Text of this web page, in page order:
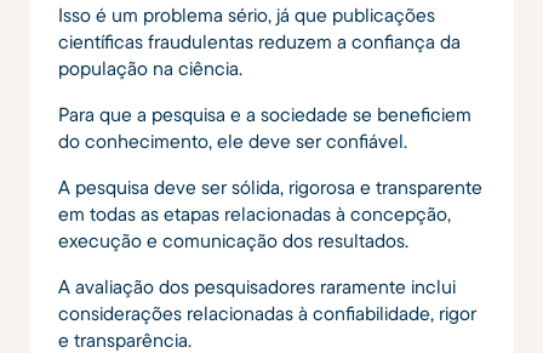
Isso é um problema sério, já que publicações
científicas fraudulentas reduzem a confiança da
população na ciência.
Para que a pesquisa e a sociedade se beneficiem
do conhecimento, ele deve ser confiável.
A pesquisa deve ser sólida, rigorosa e transparente
em todas as etapas relacionadas à concepção,
execução e comunicação dos resultados.
A avaliação dos pesquisadores raramente inclui
considerações relacionadas à confiabilidade, rigor
e transparência.